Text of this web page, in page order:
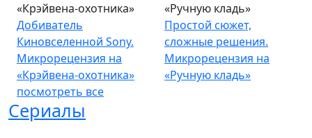
«Крэйвена-охотника»
Добиватель
Киновселенной Sony.
Микрорецензия на
«Крэйвена-охотника»
«Ручную кладь»
Простой сюжет,
сложные решения.
Микрорецензия на
«Ручную кладь»
посмотреть все
Сериалы